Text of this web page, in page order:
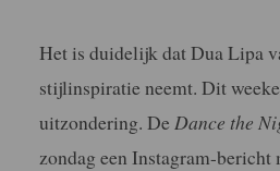
Het is duidelijk dat Dua Lipa
stijlinspiratie neemt. Dit
uitzondering. De Dance the
zondag een Instagram-bericht